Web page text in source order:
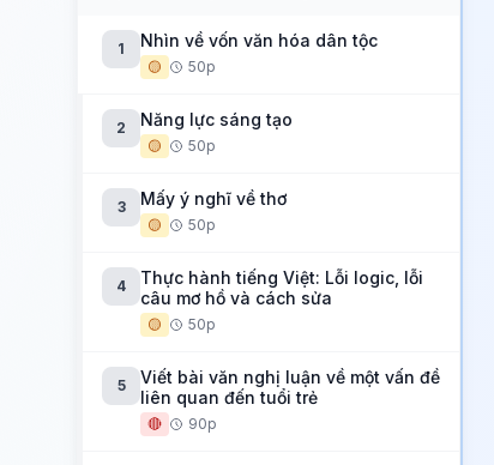
1 Nhìn về vốn văn hóa dân tộc
🟡 50p
2 Năng lực sáng tạo
🟡 50p
3 Mấy ý nghĩ về thơ
🟡 50p
4
Thực hành tiếng Việt: Lỗi logic, lỗi
câu mơ hồ và cách sửa
🟡 50p
5
Viết bài văn nghị luận về một vấn đề
liên quan đến tuổi trẻ
🔴 90p